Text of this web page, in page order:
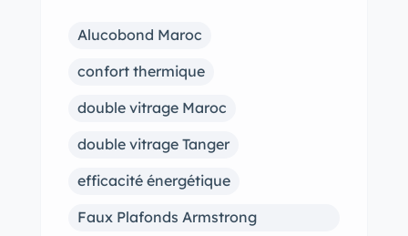
Alucobond Maroc
confort thermique
double vitrage Maroc
double vitrage Tanger
efficacité énergétique
Faux Plafonds Armstrong